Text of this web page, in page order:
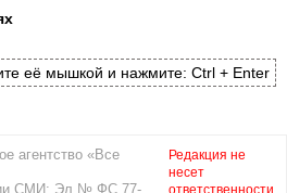
её мышкой и нажмите: Ctrl + Enter
агентство «Все
СМИ: Эл № ФС 77-
Редакция не
несет